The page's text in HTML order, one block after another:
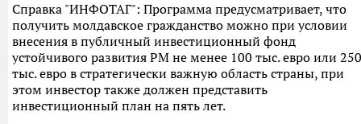
Справка "ИНФОТАГ": Программа предусматривает, что
получить молдавское гражданство можно при условии
внесения в публичный инвестиционный фонд
устойчивого развития РМ не менее 100 тыс. евро или 250
тыс. евро в стратегически важную область страны, при
этом инвестор также должен представить
инвестиционный план на пять лет.